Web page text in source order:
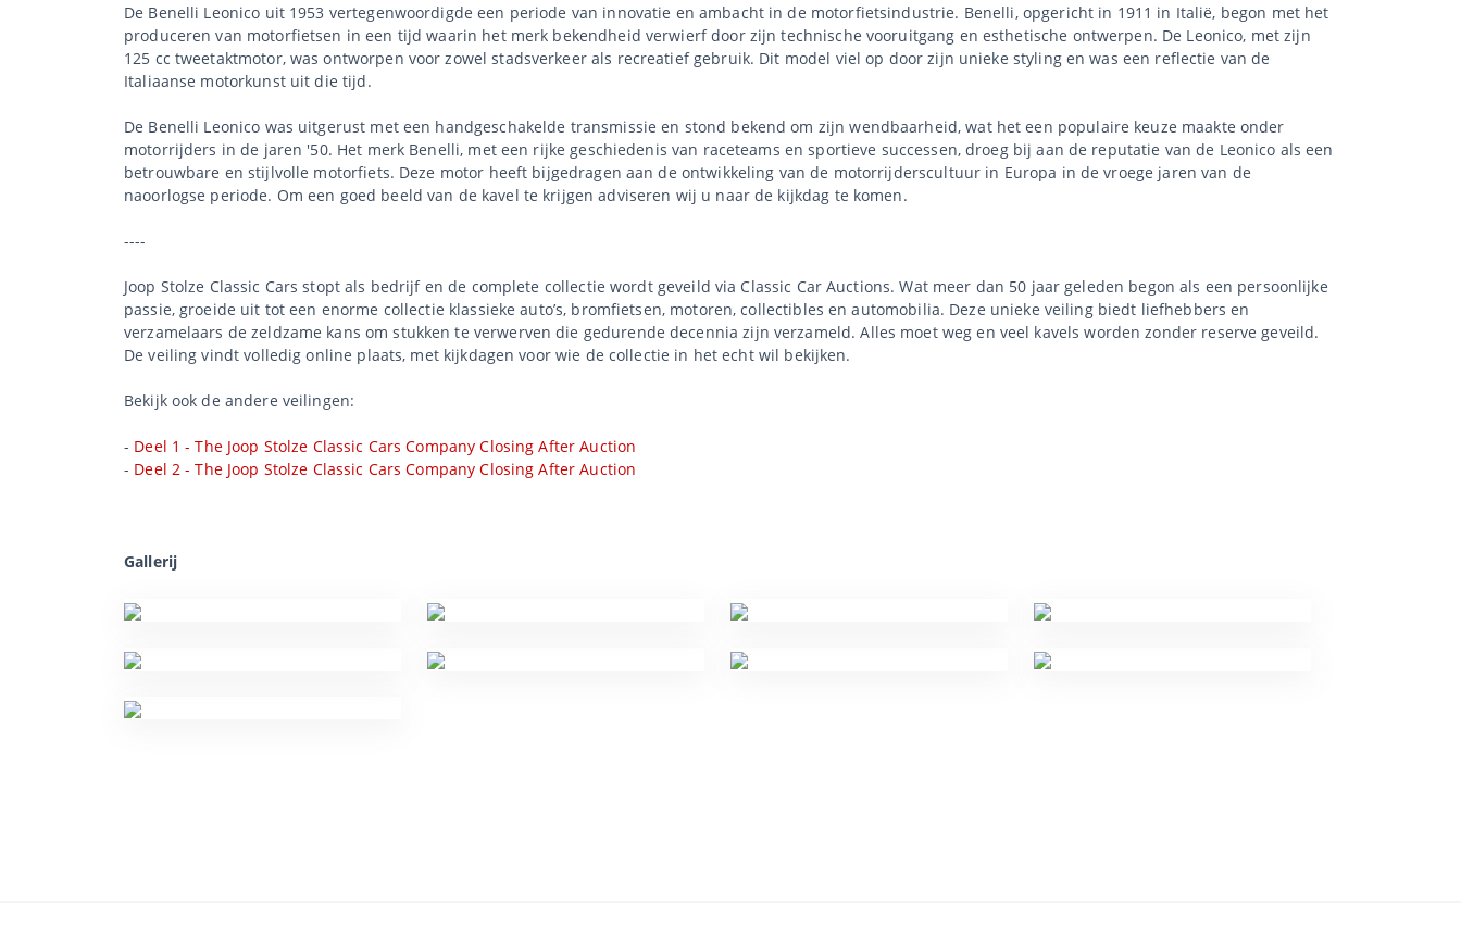
De Benelli Leonico uit 1953 vertegenwoordigde een periode van innovatie en ambacht in de motorfietsindustrie. Benelli, opgericht in 1911 in Italië, begon met het
produceren van motorfietsen in een tijd waarin het merk bekendheid verwierf door zijn technische vooruitgang en esthetische ontwerpen. De Leonico, met zijn
125 cc tweetaktmotor, was ontworpen voor zowel stadsverkeer als recreatief gebruik. Dit model viel op door zijn unieke styling en was een reflectie van de
Italiaanse motorkunst uit die tijd.
De Benelli Leonico was uitgerust met een handgeschakelde transmissie en stond bekend om zijn wendbaarheid, wat het een populaire keuze maakte onder
motorrijders in de jaren '50. Het merk Benelli, met een rijke geschiedenis van raceteams en sportieve successen, droeg bij aan de reputatie van de Leonico als een
betrouwbare en stijlvolle motorfiets. Deze motor heeft bijgedragen aan de ontwikkeling van de motorrijderscultuur in Europa in de vroege jaren van de
naoorlogse periode. Om een goed beeld van de kavel te krijgen adviseren wij u naar de kijkdag te komen.
----
Joop Stolze Classic Cars stopt als bedrijf en de complete collectie wordt geveild via Classic Car Auctions. Wat meer dan 50 jaar geleden begon als een persoonlijke
passie, groeide uit tot een enorme collectie klassieke auto’s, bromfietsen, motoren, collectibles en automobilia. Deze unieke veiling biedt liefhebbers en
verzamelaars de zeldzame kans om stukken te verwerven die gedurende decennia zijn verzameld. Alles moet weg en veel kavels worden zonder reserve geveild.
De veiling vindt volledig online plaats, met kijkdagen voor wie de collectie in het echt wil bekijken.
Bekijk ook de andere veilingen:
- Deel 1 - The Joop Stolze Classic Cars Company Closing After Auction
- Deel 2 - The Joop Stolze Classic Cars Company Closing After Auction
Gallerij